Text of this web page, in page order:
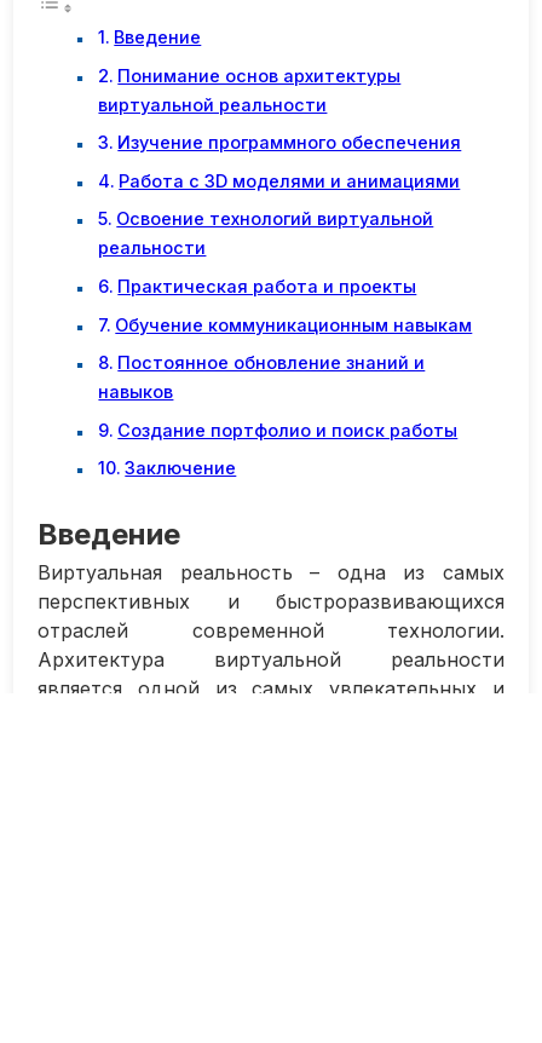
Введение
Понимание основ архитектуры
виртуальной реальности
Изучение программного обеспечения
Работа с 3D моделями и анимациями
Освоение технологий виртуальной
реальности
Практическая работа и проекты
Обучение коммуникационным навыкам
Постоянное обновление знаний и
навыков
Создание портфолио и поиск работы
Заключение
Введение
Виртуальная реальность – одна из самых
перспективных и быстроразвивающихся
отраслей современной технологии.
Архитектура виртуальной реальности
является одной из самых увлекательных и